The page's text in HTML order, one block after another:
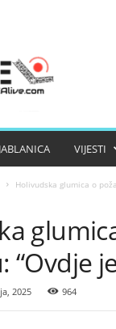
JABLANICA VIJESTI
Holivudska glumica o
“Ovdje
2025 964